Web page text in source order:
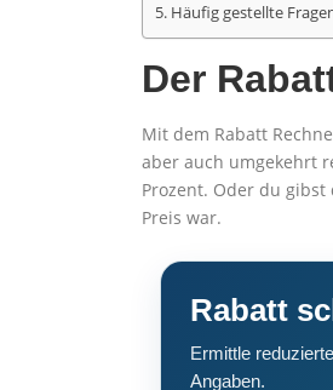
Häufig gestellte
Der
Mit dem Rabatt
aber auch umgekehrt
Prozent. Oder du
Preis war.
Rabatt
Ermittle
Angaben.